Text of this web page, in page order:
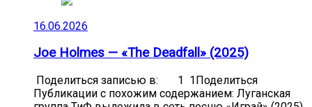
16.06.2026
Joe Holmes — «The Deadfall» (2025)
Поделиться записью в: 1 1Поделиться
Публикации с похожим содержанием: Луганская